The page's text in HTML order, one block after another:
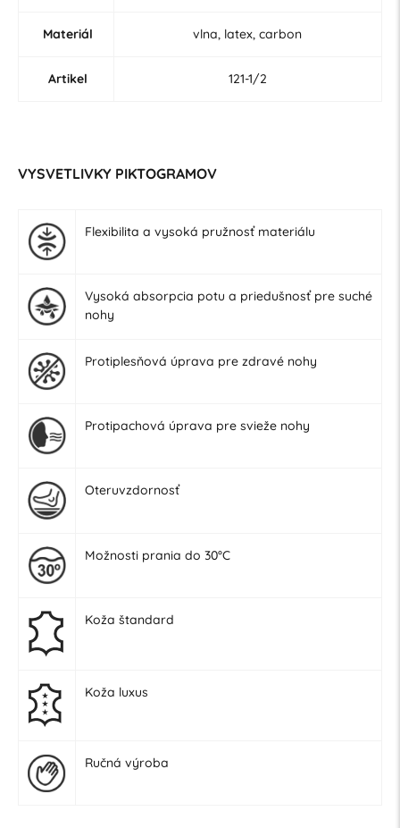
Materiál vlna, latex, carbon
Artikel 121-1/2
VYSVETLIVKY PIKTOGRAMOV
Flexibilita a vysoká pružnosť materiálu
Vysoká absorpcia potu a priedušnosť pre suché
nohy
Protiplesňová úprava pre zdravé nohy
Protipachová úprava pre svieže nohy
Oteruvzdornosť
Možnosti prania do 30°C
Koža štandard
Koža luxus
Ručná výroba